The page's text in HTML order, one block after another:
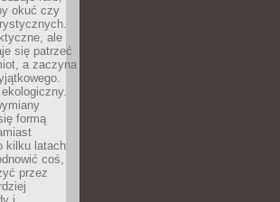
okuć czy
ale
się patrzeć
a zaczyna
formą
kilku latach
coś,
przez